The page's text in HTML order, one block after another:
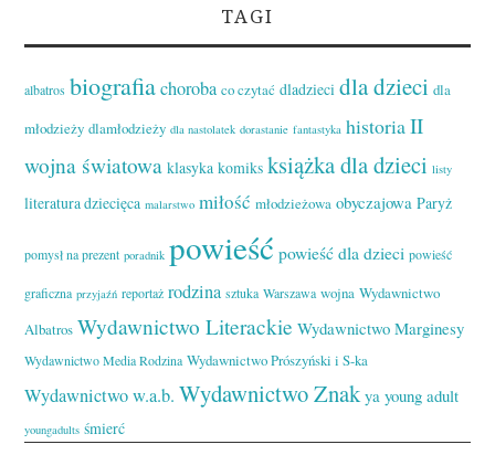
TAGI
albatros biografia choroba co czytać dladzieci dla dzieci dla
młodzieży dlamłodzieży dla nastolatek dorastanie fantastyka historiaII
wojna światowa klasyka komiks książka dla dzieci listy
literatura dziecięca malarstwo miłość młodzieżowa obyczajowa Paryż
pomysł na prezent poradnik powieść powieść dla dzieci powieść
graficzna przyjaźń reportaż rodzina sztuka Warszawa wojna Wydawnictwo
Albatros Wydawnictwo Literackie Wydawnictwo Marginesy
Wydawnictwo Media Rodzina Wydawnictwo Prószyński i S-ka
Wydawnictwo w.a.b. Wydawnictwo Znak ya young adult
youngadults śmierć